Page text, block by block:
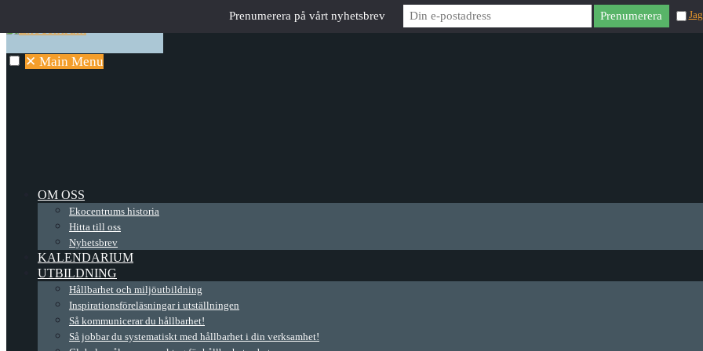
✕ Main Menu
OM OSS
Ekocentrums historia
Hitta till oss
Nyhetsbrev
KALENDARIUM
UTBILDNING
Hållbarhet och miljöutbildning
Inspirationsföreläsningar i utställningen
Så kommunicerar du hållbarhet!
Så jobbar du systematiskt med hållbarhet i din verksamhet!
Prenumerera på vårt nyhetsbrev